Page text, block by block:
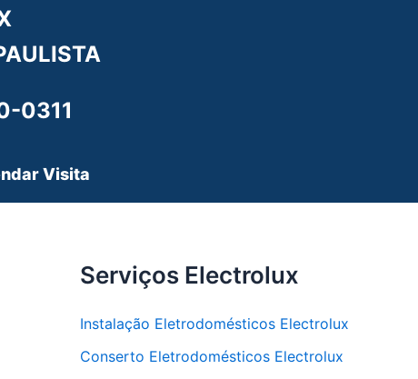
0311
Visita
Serviços Electrolux
Instalação Eletrodomésticos Electrolux
Conserto Eletrodomésticos Electrolux